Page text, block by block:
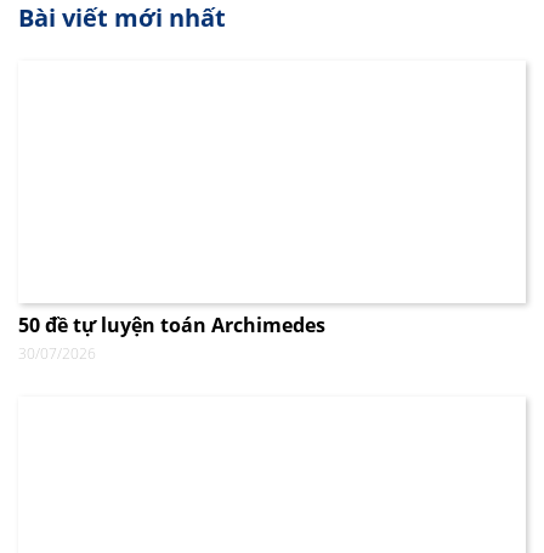
Bài viết mới nhất
50 đề tự luyện toán Archimedes
30/07/2026